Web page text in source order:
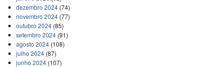
dezembro 2024(74)
novembro 2024(77)
outubro 2024(85)
setembro 2024(91)
agosto 2024(108)
julho 2024(87)
junho 2024(107)